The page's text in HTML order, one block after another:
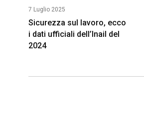
7 Luglio 2025
Sicurezza sul lavoro, ecco
i dati ufficiali dell’Inail del
2024